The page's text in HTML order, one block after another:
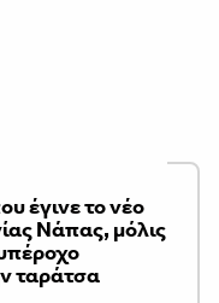
έγινε το νέο
Νάπας, μόλις
ταράτσα